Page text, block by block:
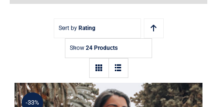
Sort by Rating
Show 24 Products
-33%